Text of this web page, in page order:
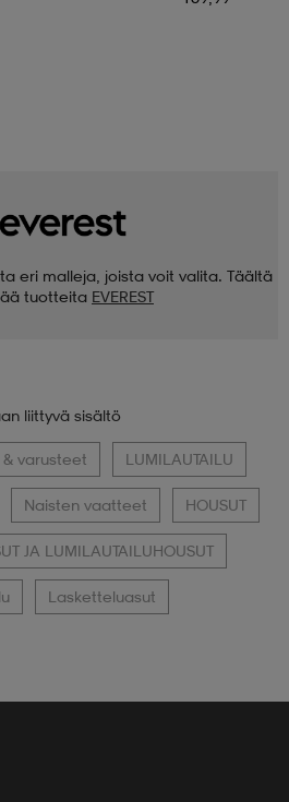
eri malleja, joista voit valita. Täältä
tuotteita EVEREST
liittyvä sisältö
& varusteet LUMILAUTAILU
Naisten vaatteet HOUSUT
JA LUMILAUTAILUHOUSUT
Lasketteluasut